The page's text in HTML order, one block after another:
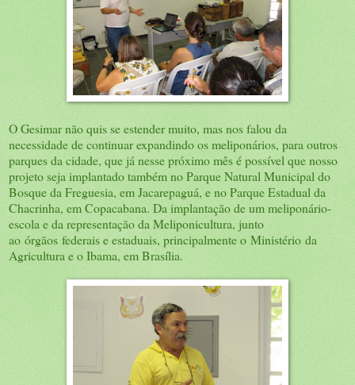
O Gesimar não quis se estender muito, mas nos falou da
necessidade de continuar expandindo os meliponários, para outros
parques da cidade, que já nesse próximo mês é possível que nosso
projeto seja implantado também no Parque Natural Municipal do
Bosque da Freguesia, em Jacarepaguá, e no Parque Estadual da
Chacrinha, em Copacabana. Da implantação de um meliponário-
escola e da representação da Meliponicultura, junto
ao órgãos federais e estaduais, principalmente o Ministério da
Agricultura e o Ibama, em Brasília.